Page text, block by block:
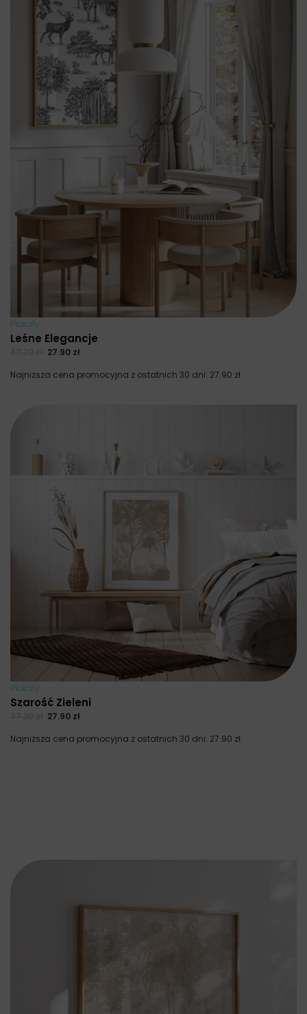
Plakaty
Leśne Elegancje
27.90 zł
Najniższa cena promocyjna z ostatnich 30 dni: 27.90 zł.
Plakaty
Szarość Zieleni
27.90 zł
Najniższa cena promocyjna z ostatnich 30 dni: 27.90 zł.